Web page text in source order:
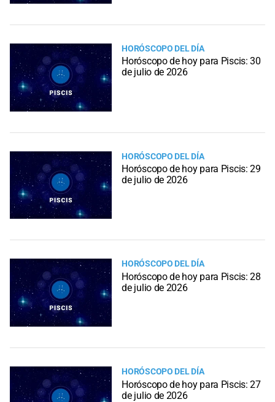
HORÓSCOPO DEL DÍA
Horóscopo de hoy para Piscis: 30
de julio de 2026
HORÓSCOPO DEL DÍA
Horóscopo de hoy para Piscis: 29
de julio de 2026
HORÓSCOPO DEL DÍA
Horóscopo de hoy para Piscis: 28
de julio de 2026
HORÓSCOPO DEL DÍA
Horóscopo de hoy para Piscis: 27
de julio de 2026